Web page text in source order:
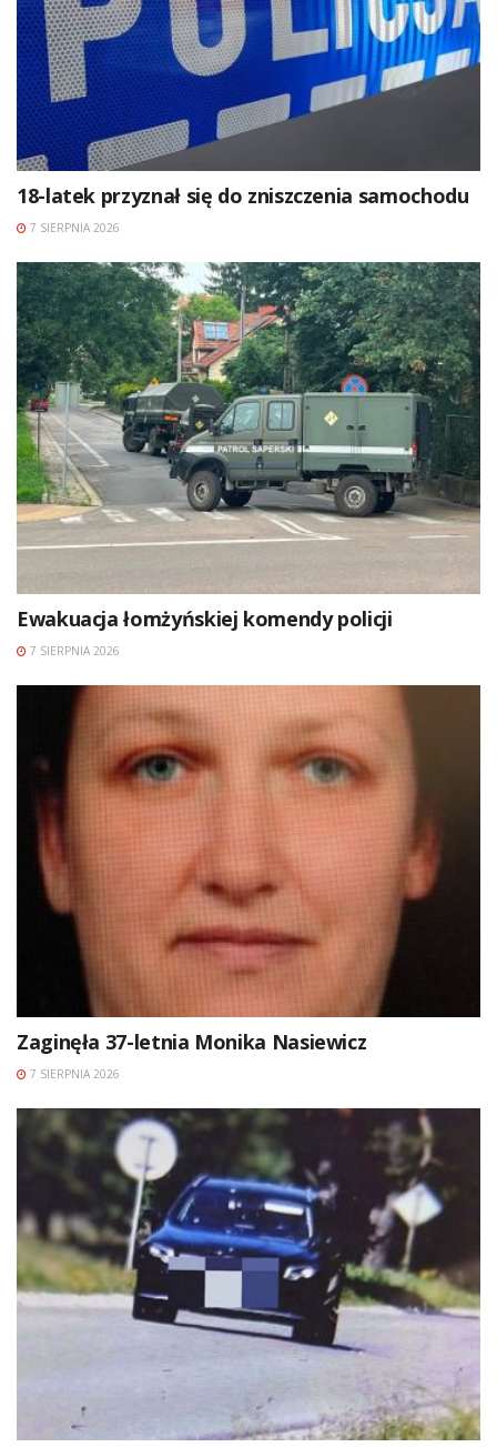
18-latek przyznał się do zniszczenia samochodu
7 SIERPNIA 2026
Ewakuacja łomżyńskiej komendy policji
7 SIERPNIA 2026
Zaginęła 37-letnia Monika Nasiewicz
7 SIERPNIA 2026